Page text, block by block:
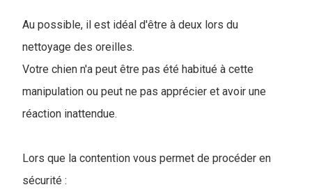
Au possible, il est idéal d'être à deux lors du
nettoyage des oreilles.
Votre chien n'a peut être pas été habitué à cette
manipulation ou peut ne pas apprécier et avoir une
réaction inattendue.
Lors que la contention vous permet de procéder en
sécurité :